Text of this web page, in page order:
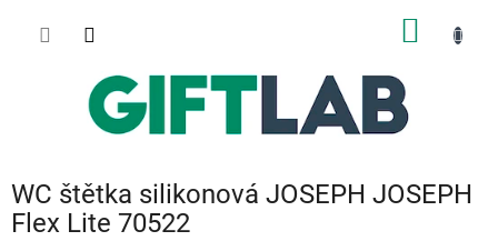
WC štětka silikonová JOSEPH JOSEPH
Flex Lite 70522